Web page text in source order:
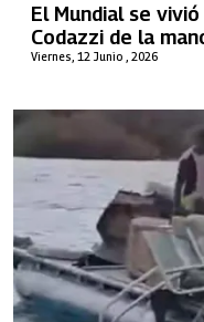
Viernes, 12 Junio , 2026
El Mundial se
Codazzi de la